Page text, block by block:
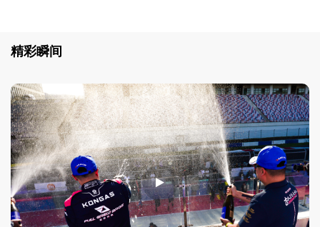
精彩瞬间